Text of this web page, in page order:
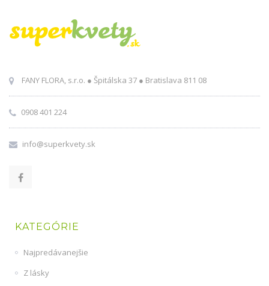
FANY FLORA, s.r.o. ● Špitálska 37 ● Bratislava 811 08
0908 401 224
info@superkvety.sk
KATEGÓRIE
Najpredávanejšie
Z lásky